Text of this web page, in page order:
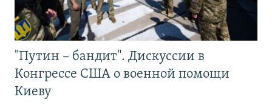
"Путин – бандит". Дискуссии в
Конгрессе США о военной помощи
Киеву